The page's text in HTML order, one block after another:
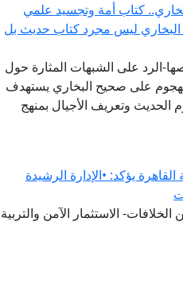
كتاب أمة وتجسيد علمي
البخاري ليس مجرد كتاب حديث بل
الرد على الشبهات المثارة حول
الهجوم على صحيح البخاري يستهدف
الحديث وتعريف الأجيال بمنهج
يؤكد: •الإدارة الرشيدة
الاستثمار الآمن والتربية